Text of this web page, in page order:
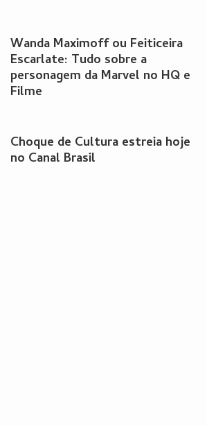
Wanda Maximoff ou Feiticeira
Escarlate: Tudo sobre a
personagem da Marvel no HQ e
Filme
Choque de Cultura estreia hoje
no Canal Brasil